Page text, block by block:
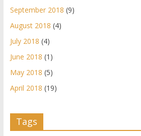
September 2018 (9)
August 2018 (4)
July 2018 (4)
June 2018 (1)
May 2018 (5)
April 2018 (19)
Tags